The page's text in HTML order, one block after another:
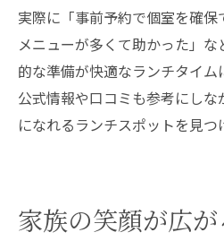
実際に「事前予約で個室を確
メニューが多くて助かった」
的な準備が快適なランチタイム
公式情報や口コミも参考にし
になれるランチスポットを見つ
家族の笑顔が広